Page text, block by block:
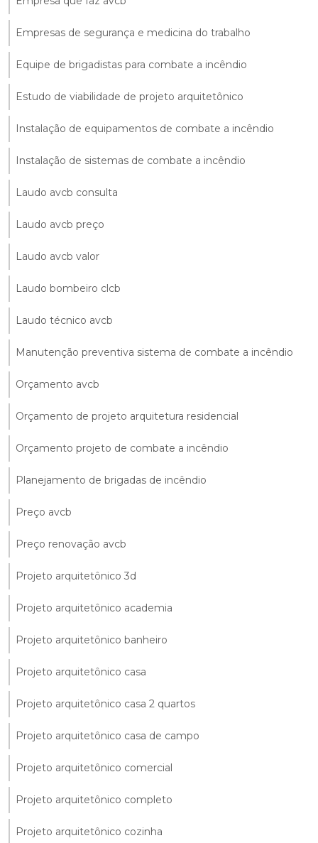
Empresas de segurança e medicina do trabalho
Equipe de brigadistas para combate a incêndio
Estudo de viabilidade de projeto arquitetônico
Instalação de equipamentos de combate a incêndio
Instalação de sistemas de combate a incêndio
Laudo avcb consulta
Laudo avcb preço
Laudo avcb valor
Laudo bombeiro clcb
Laudo técnico avcb
Manutenção preventiva sistema de combate a incêndio
Orçamento avcb
Orçamento de projeto arquitetura residencial
Orçamento projeto de combate a incêndio
Planejamento de brigadas de incêndio
Preço avcb
Preço renovação avcb
Projeto arquitetônico 3d
Projeto arquitetônico academia
Projeto arquitetônico banheiro
Projeto arquitetônico casa
Projeto arquitetônico casa 2 quartos
Projeto arquitetônico casa de campo
Projeto arquitetônico comercial
Projeto arquitetônico completo
Projeto arquitetônico cozinha